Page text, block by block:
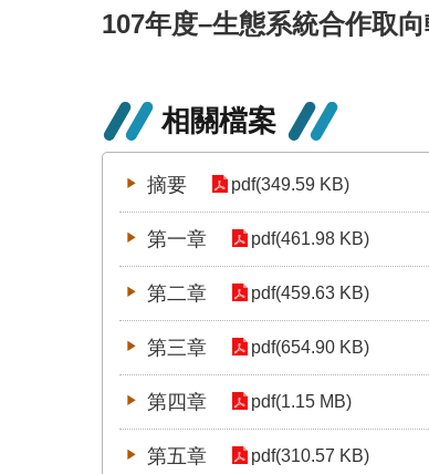
107年度–生態系統合作取
相關檔案
摘要 pdf(349.59 KB)
第一章 pdf(461.98 KB)
第二章 pdf(459.63 KB)
第三章 pdf(654.90 KB)
第四章 pdf(1.15 MB)
第五章 pdf(310.57 KB)